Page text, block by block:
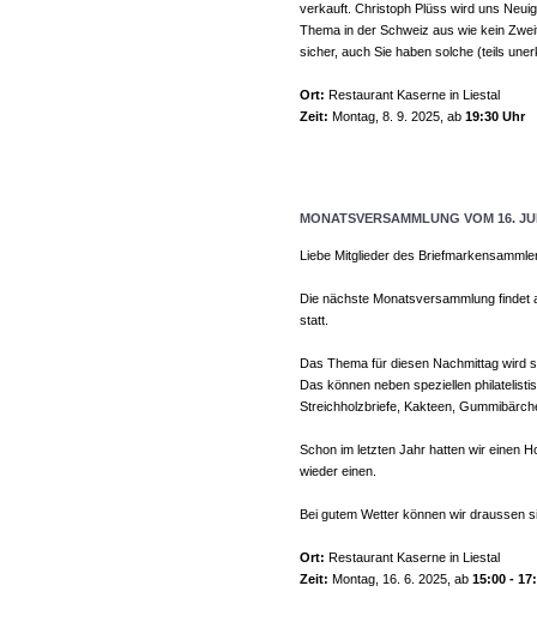
verkauft. Christoph Plüss wird uns
Thema in der Schweiz aus wie kein
sicher, auch Sie haben solche (teils
Ort: Restaurant Kaserne in Liestal
Zeit: Montag, 8. 9. 2025, ab 19:30 Uhr
MONATSVERSAMMLUNG VOM 16.
Liebe Mitglieder des
Die nächste Monatsversammlung findet
statt.
Das Thema für diesen Nachmittag wird
Das können neben speziellen
Streichholzbriefe, Kakteen,
Schon im letzten Jahr hatten wir einen
wieder einen.
Bei gutem Wetter können wir draussen
Ort: Restaurant Kaserne in Liestal
Zeit: Montag, 16. 6. 2025, ab 15:00 -